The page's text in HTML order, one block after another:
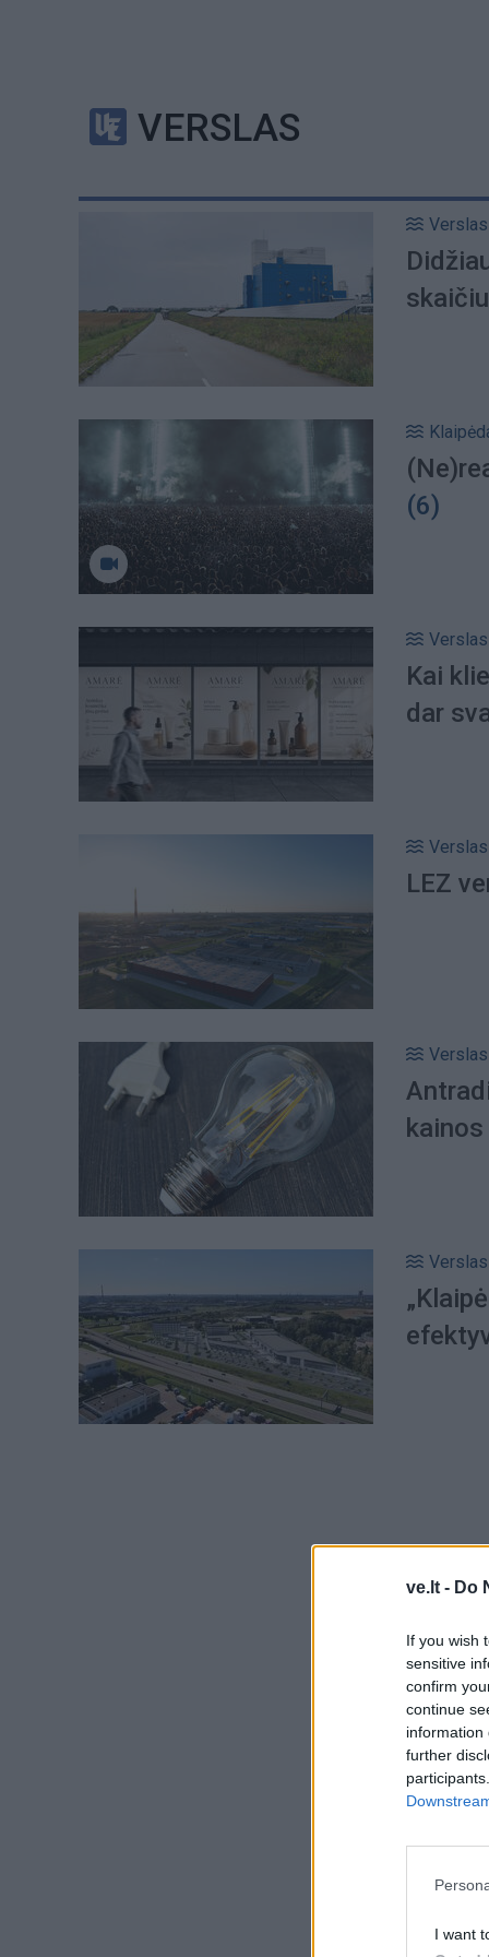
ve.lt - Do
If you wish
sensitive
confirm
continue
information
further
I want
VERSLAS
Verslas
(6)
Verslas
Kai
dar
Verslas
LEZ
Verslas
Verslas